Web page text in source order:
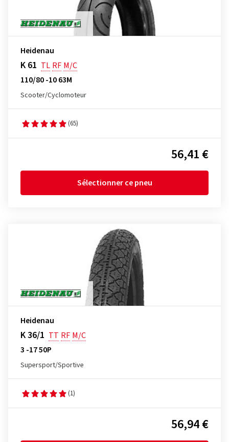
Heidenau
K 61 TL RF M/C
110/80 -10 63M
Scooter/Cyclomoteur
(65)
56,41 €
Sélectionner ce pneu
Heidenau
K 36/1 TT RF M/C
3 -17 50P
Supersport/Sportive
(1)
56,94 €